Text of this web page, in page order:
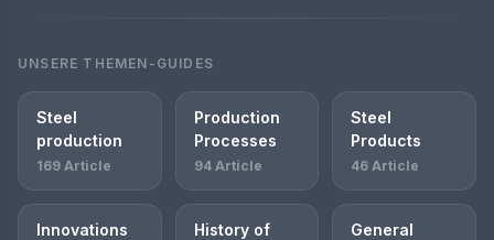
UNSERE THEMEN-GUIDES
Steel
production
169 Article
Production
Processes
94 Article
Steel
Products
46 Article
Innovations
History of
General